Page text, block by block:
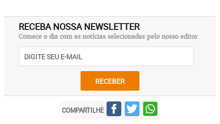
RECEBA NOSSA NEWSLETTER
Comece o dia com as notícias selecionadas pelo nosso editor
RECEBER
COMPARTILHE